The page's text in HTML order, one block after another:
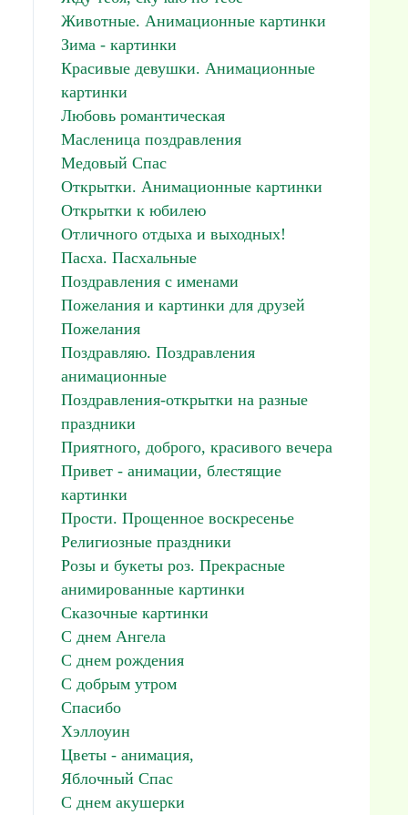
Животные. Анимационные картинки
Зима - картинки
Красивые девушки. Анимационные
картинки
Любовь романтическая
Масленица поздравления
Медовый Спас
Открытки. Анимационные картинки
Открытки к юбилею
Отличного отдыха и выходных!
Пасха. Пасхальные
Поздравления с именами
Пожелания и картинки для друзей
Пожелания
Поздравляю. Поздравления
анимационные
Поздравления-открытки на разные
праздники
Приятного, доброго, красивого вечера
Привет - анимации, блестящие
картинки
Прости. Прощенное воскресенье
Религиозные праздники
Розы и букеты роз. Прекрасные
анимированные картинки
Сказочные картинки
С днем Ангела
С днем рождения
С добрым утром
Спасибо
Хэллоуин
Цветы - анимация,
Яблочный Спас
С днем акушерки